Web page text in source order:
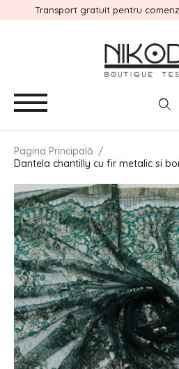
Transport gratuit pentru
Pagina Principală /
Dantela chantilly cu fir metalic si